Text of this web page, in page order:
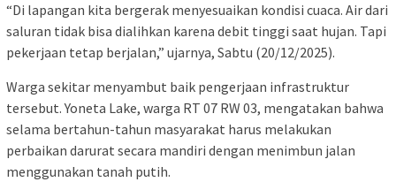
“Di lapangan kita bergerak menyesuaikan kondisi cuaca. Air dari
saluran tidak bisa dialihkan karena debit tinggi saat hujan. Tapi
pekerjaan tetap berjalan,” ujarnya, Sabtu (20/12/2025).
Warga sekitar menyambut baik pengerjaan infrastruktur
tersebut. Yoneta Lake, warga RT 07 RW 03, mengatakan bahwa
selama bertahun-tahun masyarakat harus melakukan
perbaikan darurat secara mandiri dengan menimbun jalan
menggunakan tanah putih.